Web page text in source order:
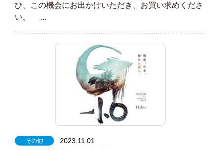
ひ、この機会にお出かけいただき、お買い求めくださ
い。 ...
その他 2023.11.01